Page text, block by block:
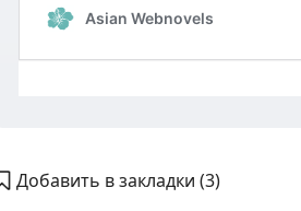
Добавить в закладки (3)